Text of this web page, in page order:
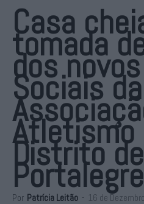
Casa
tomada
dos
Sociais da
Atletismo
Distrito de
Portalegre
Por Patrícia Leitão - 16 de